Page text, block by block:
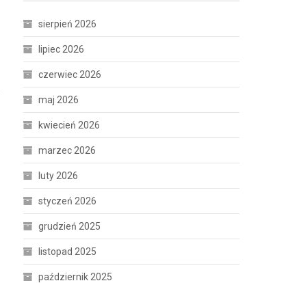
sierpień 2026
lipiec 2026
czerwiec 2026
maj 2026
kwiecień 2026
marzec 2026
luty 2026
styczeń 2026
grudzień 2025
listopad 2025
październik 2025